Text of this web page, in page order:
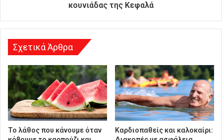
η
κουνιάδας της Κεφαλά
Σχετικά Άρθρα
Το λάθος που κάνουμε όταν
Καρδιοπαθείς και καλοκαίρι: